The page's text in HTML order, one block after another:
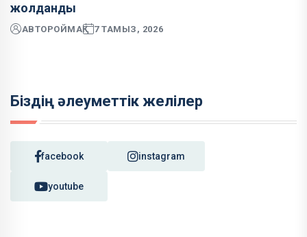
жолданды
АВТОРОЙМАҚ 7 ТАМЫЗ, 2026
Біздің әлеуметтік желілер
facebook instagram
youtube